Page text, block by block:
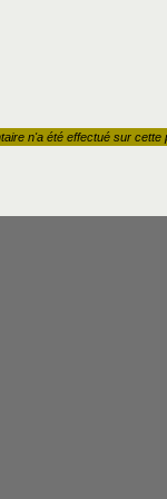
n'a été effectué sur cette